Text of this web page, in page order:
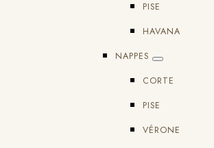
PISE
HAVANA
NAPPES
CORTE
PISE
VÉRONE